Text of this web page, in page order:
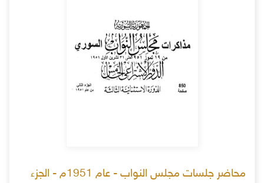
محاضر جلسات مجلس النواب - عام 1951م - الجزء